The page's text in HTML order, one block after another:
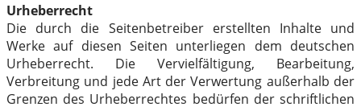
Urheberrecht
Die durch die Seitenbetreiber erstellten Inhalte und
Werke auf diesen Seiten unterliegen dem deutschen
Urheberrecht. Die Vervielfältigung, Bearbeitung,
Verbreitung und jede Art der Verwertung außerhalb der
Grenzen des Urheberrechtes bedürfen der schriftlichen